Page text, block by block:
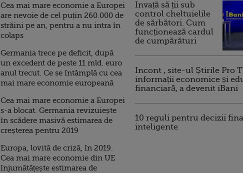
Cea mai mare economie a Europei
are nevoie de cel puțin 260.000 de
străini pe an, pentru a nu intra în
colaps
Germania trece pe deficit, după
un excedent de peste 11 mld. euro
anul trecut. Ce se întâmplă cu cea
mai mare economie europeană
Cea mai mare economie a Europei
s-a blocat. Germania revizuiește
în scădere masivă estimarea de
creșterea pentru 2019
Europa, lovită de criză, în 2019.
Cea mai mare economie din UE
înjumătățește estimarea de
Invață să ții sub
control cheltuielile
de sărbători. Cum
funcționează cardul
de cumpărături
Incont , site-ul Știrile Pro
informații economice și
financiară, a devenit iBani
10 reguli pentru decizii
inteligente